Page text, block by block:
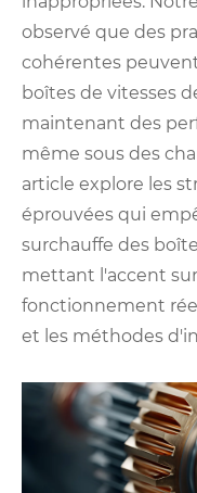
observé que des
cohérentes
boîtes de vitesses
maintenant des
même sous des
article explore les
éprouvées qui
surchauffe des
mettant l'accent
fonctionnement
et les méthodes